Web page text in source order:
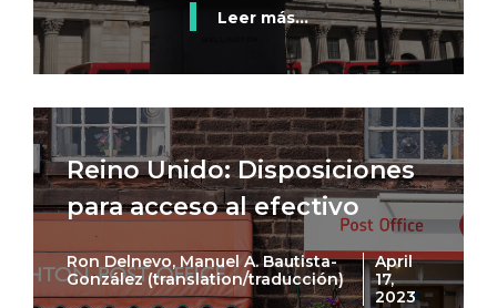
Leer más...
Reino Unido: Disposiciones
para acceso al efectivo
Ron Delnevo, Manuel A. Bautista-
González (translation/traducción)
April
17,
2023